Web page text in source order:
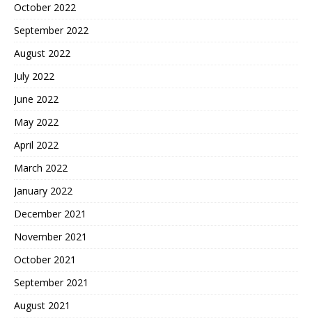
October 2022
September 2022
August 2022
July 2022
June 2022
May 2022
April 2022
March 2022
January 2022
December 2021
November 2021
October 2021
September 2021
August 2021